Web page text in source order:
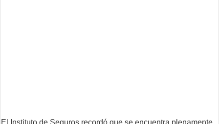
El Instituto de Seguros recordó que se encuentra plenamente